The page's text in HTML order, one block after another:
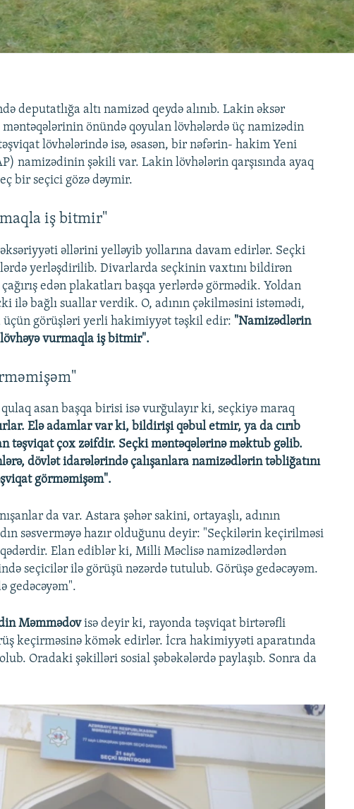
deputatlığa altı namizəd qeydə alınıb. Lakin əksər
məntəqələrinin önündə qoyulan lövhələrdə üç namizədin
lövhələrində isə, əsasən, bir nəfərin- hakim Yeni
namizədinin şəkili var. Lakin lövhələrin qarşısında ayaq
bir seçici gözə dəymir.
iş bitmir"
əllərini yelləyib yollarına davam edirlər. Seçki
yerləşdirilib. Divarlarda seçkinin vaxtını bildirən
edən plakatları başqa yerlərdə görmədik. Yoldan
ilə bağlı suallar verdik. O, adının çəkilməsini istəmədi,
üçün görüşləri yerli hakimiyyət təşkil edir: "Namizədlərin
vurmaqla iş bitmir".
asan başqa birisi isə vurğulayır ki, seçkiyə maraq
Elə adamlar var ki, bildirişi qəbul etmir, ya da cırıb
təşviqat çox zəifdir. Seçki məntəqələrinə məktub gəlib.
dövlət idarələrində çalışanlara namizədlərin təbliğatını
görməmişəm".
da var. Astara şəhər sakini, ortayaşlı, adının
səsverməyə hazır olduğunu deyir: "Seçkilərin keçirilməsi
Elan ediblər ki, Milli Məclisə namizədlərdən
seçicilər ilə görüşü nəzərdə tutulub. Görüşə gedəcəyəm.
gedəcəyəm".
Məmmədovisə deyir ki, rayonda təşviqat birtərəfli
keçirməsinə kömək edirlər. İcra hakimiyyəti aparatında
Oradaki şəkilləri sosial şəbəkələrdə paylaşıb. Sonra da